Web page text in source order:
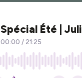
Spécial Été |
00:00 / 21:25